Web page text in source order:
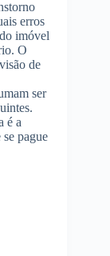
erros
imóvel
O
de
ser
é a
pague